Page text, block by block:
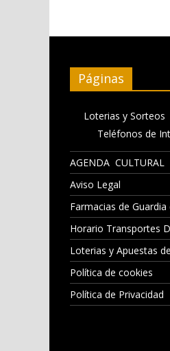
Páginas
Loterias y Sorteos
Teléfonos de
AGENDA CULTURAL
Aviso Legal
Farmacias de Guardia
Horario Transportes
Loterias y Apuestas
Política de cookies
Política de Privacidad